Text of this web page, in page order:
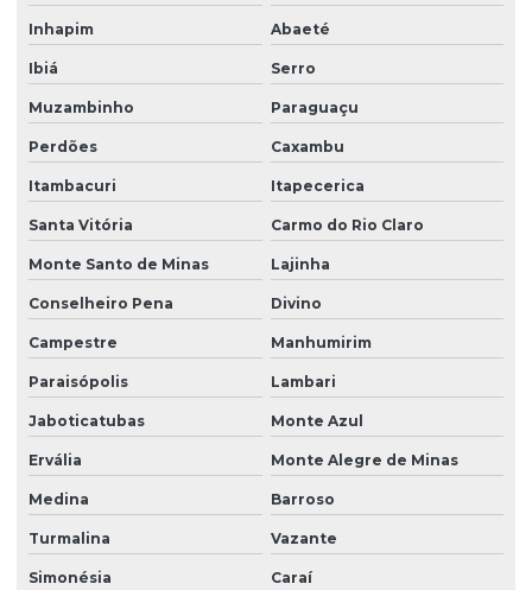
Inhapim Abaeté
Ibiá Serro
Muzambinho Paraguaçu
Perdões Caxambu
Itambacuri Itapecerica
Santa Vitória Carmo do Rio Claro
Monte Santo de Minas Lajinha
Conselheiro Pena Divino
Campestre Manhumirim
Paraisópolis Lambari
Jaboticatubas Monte Azul
Ervália Monte Alegre de Minas
Medina Barroso
Turmalina Vazante
Simonésia Caraí